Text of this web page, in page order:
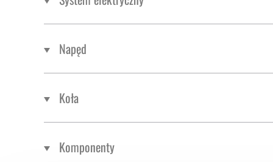
Napęd
Koła
Komponenty